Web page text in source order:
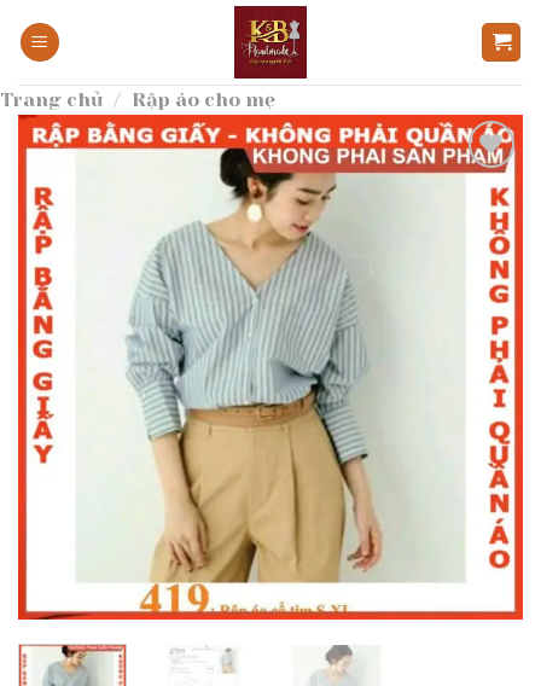
qua
dung
Trang chủ / Rập áo cho mẹ
Add to
wishlist